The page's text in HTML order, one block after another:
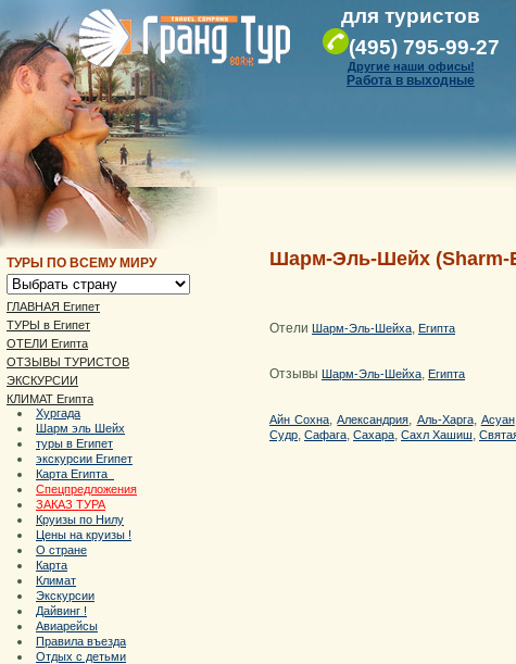
для туристов
(495) 795-99-27
Другие наши офисы!
Работа в выходные
ТУРЫ ПО ВСЕМУ МИРУ
ГЛАВНАЯ Египет
ТУРЫ в Египет
ОТЕЛИ Египта
ОТЗЫВЫ ТУРИСТОВ
ЭКСКУРСИИ
КЛИМАТ Египта
Хургада
Шарм эль Шейх
туры в Египет
экскурсии Египет
Карта Египта
Спецпредложения
ЗАКАЗ ТУРА
Круизы по Нилу
Цены на круизы !
О стране
Карта
Климат
Экскурсии
Дайвинг !
Авиарейсы
Правила въезда
Отдых с детьми
Шарм-Эль-Шейх
Отели Шарм-Эль-Шейха, Египта
Отзывы Шарм-Эль-Шейха, Египта
Айн Сохна,Александрия, Аль-Харга, Асуан
Судр, Сафага, Сахара, Сахл Хашиш,